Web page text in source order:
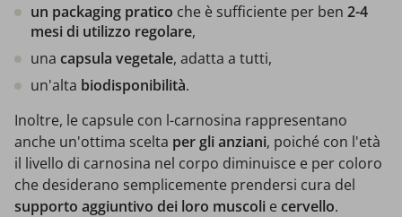
un packaging pratico che è sufficiente per ben 2-4
mesi di utilizzo regolare,
una capsula vegetale, adatta a tutti,
un'alta biodisponibilità.
Inoltre, le capsule con l-carnosina rappresentano
anche un'ottima scelta per gli anziani, poiché con l'età
il livello di carnosina nel corpo diminuisce e per coloro
che desiderano semplicemente prendersi cura del
supporto aggiuntivo dei loro muscoli e cervello.